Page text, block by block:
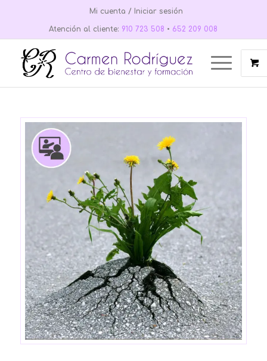
Mi cuenta / Iniciar sesión
Atención al cliente: 910 723 508 • 652 209 008